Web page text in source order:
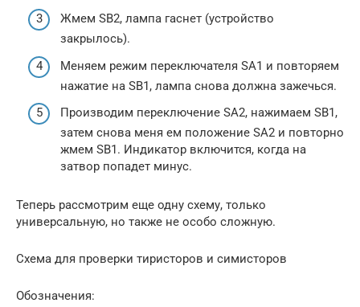
Жмем SB2, лампа гаснет (устройство
закрылось).
Меняем режим переключателя SA1 и повторяем
нажатие на SB1, лампа снова должна зажечься.
Производим переключение SA2, нажимаем SB1,
затем снова меня ем положение SA2 и повторно
жмем SB1. Индикатор включится, когда на
затвор попадет минус.
Теперь рассмотрим еще одну схему, только
универсальную, но также не особо сложную.
Схема для проверки тиристоров и симисторов
Обозначения: